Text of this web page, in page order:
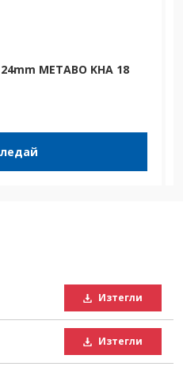
METABO KHA 18
Изтегли
Изтегли